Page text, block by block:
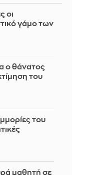
οι
γάμο των
ο θάνατος
του
του
μαθητή σε